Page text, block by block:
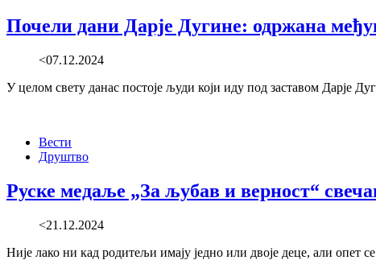
Почели дани Дарје Дугине: одржана
<07.12.2024
У целом свету данас постоје људи који иду под заставом Дарје
Вести
Друштво
Руске медаље „За љубав и верност“
<21.12.2024
Није лако ни кад родитељи имају једно или двоје деце, али опет